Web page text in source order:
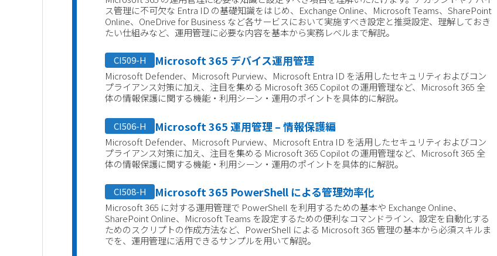
ス管理に不可欠な Entra ID の基礎知識をはじめ、Exchange Online、Microsoft Teams、SharePoint
Online、OneDrive for Business など各サービスにおいて実施すべき設定と推奨設定、理解しておき
たい仕組みなど、運用管理に必要な内容を基本から実務レベルまで解説。
CI509-H Microsoft 365 デバイス運用管理
Microsoft Defender、Microsoft Purview、Microsoft Entra ID を活用したセキュリティおよびコン
プライアンス対策に加え、注目を集める Microsoft 365 Copilot の運用管理など、Microsoft 365 全
体の情報保護に関する機能・利用シーン・運用のポイントを具体的に解説。
CI506-H Microsoft 365 運用管理 – 情報保護編
Microsoft Defender、Microsoft Purview、Microsoft Entra ID を活用したセキュリティおよびコン
プライアンス対策に加え、注目を集める Microsoft 365 Copilot の運用管理など、Microsoft 365 全
体の情報保護に関する機能・利用シーン・運用のポイントを具体的に解説。
CI508-H Microsoft 365 PowerShell による管理効率化
Microsoft 365 に対する運用管理で PowerShell を利用するための基本や Exchange Online、
SharePoint Online、Microsoft Teams を設定するための便利なコマンドライン、設定を自動化する
ためのスクリプトの作成方法など、PowerShell による Microsoft 365 管理の基本から必須スキルま
でを、運用管理に活用できるサンプルを用いて解説。